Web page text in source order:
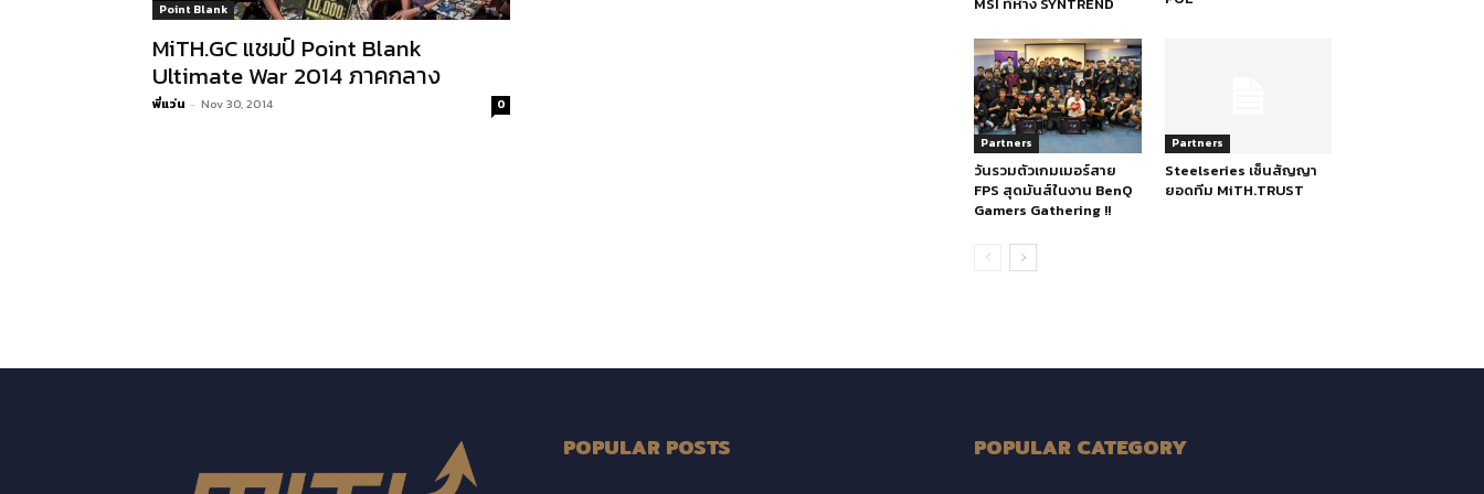
Point Blank
MiTH.GC แชมป์ Point Blank
Ultimate War 2014 ภาคกลาง
พี่แว่น - Nov 30, 2014 0
Partners
วันรวมตัวเกมเมอร์สาย
FPS สุดมันส์ในงาน BenQ
Gamers Gathering !!
Partners
Steelseries เซ็นสัญญา
ยอดทีม MiTH.TRUST
POPULAR POSTS POPULAR CATEGORY